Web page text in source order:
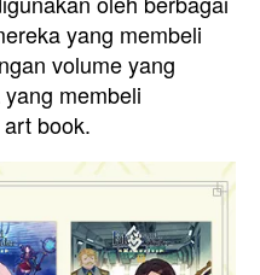
yang membeli
volume yang
membeli
book.